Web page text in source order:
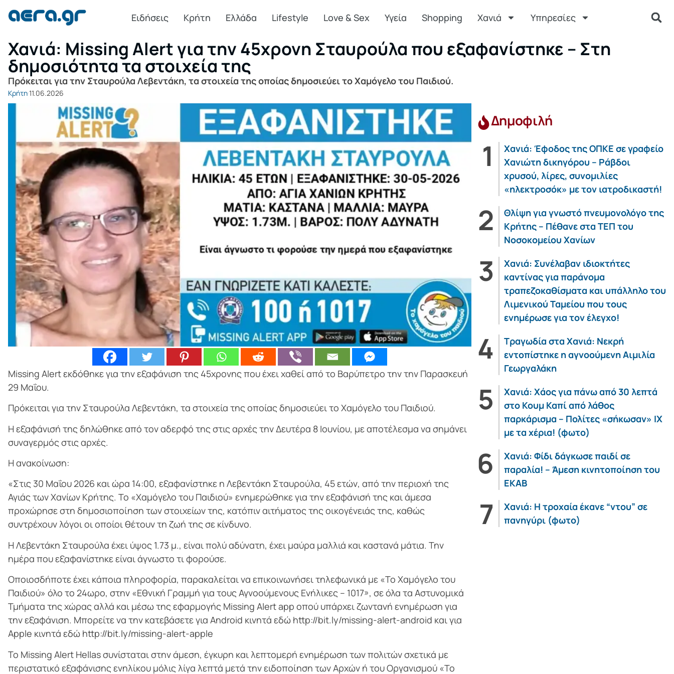
Ειδήσεις Κρήτη Ελλάδα Lifestyle Love & Sex Υγεία Shopping Χανιά Υπηρεσίες
Χανιά: Missing Alert για την 45χρονη Σταυρούλα που εξαφανίστηκε – Στη
δημοσιότητα τα στοιχεία της
Πρόκειται για την Σταυρούλα Λεβεντάκη, τα στοιχεία της οποίας δημοσιεύει το Χαμόγελο του Παιδιού.
Κρήτη11.06.2026
Missing Alert εκδόθηκε για την εξαφάνιση της 45χρονης που έχει χαθεί από το Βαρύπετρο την την Παρασκευή
29 Μαΐου.
Πρόκειται για την Σταυρούλα Λεβεντάκη, τα στοιχεία της οποίας δημοσιεύει το Χαμόγελο του Παιδιού.
Η εξαφάνισή της δηλώθηκε από τον αδερφό της στις αρχές την Δευτέρα 8 Ιουνίου, με αποτέλεσμα να σημάνει
συναγερμός στις αρχές.
Η ανακοίνωση:
«Στις 30 Μαΐου 2026 και ώρα 14:00, εξαφανίστηκε η Λεβεντάκη Σταυρούλα, 45 ετών, από την περιοχή της
Αγιάς των Χανίων Κρήτης. Το «Χαμόγελο του Παιδιού» ενημερώθηκε για την εξαφάνισή της και άμεσα
προχώρησε στη δημοσιοποίηση των στοιχείων της, κατόπιν αιτήματος της οικογένειάς της, καθώς
συντρέχουν λόγοι οι οποίοι θέτουν τη ζωή της σε κίνδυνο.
Η Λεβεντάκη Σταυρούλα έχει ύψος 1.73 μ., είναι πολύ αδύνατη, έχει μαύρα μαλλιά και καστανά μάτια. Την
ημέρα που εξαφανίστηκε είναι άγνωστο τι φορούσε.
Οποιοσδήποτε έχει κάποια πληροφορία, παρακαλείται να επικοινωνήσει τηλεφωνικά με «Το Χαμόγελο του
Παιδιού» όλο το 24ωρο, στην «Εθνική Γραμμή για τους Αγνοούμενους Ενήλικες – 1017», σε όλα τα Αστυνομικά
Τμήματα της χώρας αλλά και μέσω της εφαρμογής Missing Alert app οπού υπάρχει ζωντανή ενημέρωση για
την εξαφάνιση. Μπορείτε να την κατεβάσετε για Android κινητά εδώ http://bit.ly/missing-alert-android και για
Apple κινητά εδώ http://bit.ly/missing-alert-apple
Το Missing Alert Hellas συνίσταται στην άμεση, έγκυρη και λεπτομερή ενημέρωση των πολιτών σχετικά με
περιστατικό εξαφάνισης ενηλίκου μόλις λίγα λεπτά μετά την ειδοποίηση των Αρχών ή του Οργανισμού «Το
Δημοφιλή
Χανιά: Έφοδος της ΟΠΚΕ σε γραφείο
Χανιώτη δικηγόρου – Ράβδοι
χρυσού, λίρες, συνομιλίες
«ηλεκτροσόκ» με τον ιατροδικαστή!
Θλίψη για γνωστό πνευμονολόγο της
Κρήτης – Πέθανε στα ΤΕΠ του
Νοσοκομείου Χανίων
Χανιά: Συνέλαβαν ιδιοκτήτες
καντίνας για παράνομα
τραπεζοκαθίσματα και υπάλληλο του
Λιμενικού Ταμείου που τους
ενημέρωσε για τον έλεγχο!
Τραγωδία στα Χανιά: Νεκρή
εντοπίστηκε η αγνοούμενη Αιμιλία
Γεωργαλάκη
Χανιά: Χάος για πάνω από 30 λεπτά
στο Κουμ Καπί από λάθος
παρκάρισμα – Πολίτες «σήκωσαν» ΙΧ
με τα χέρια! (φωτο)
Χανιά: Φίδι δάγκωσε παιδί σε
παραλία! – Άμεση κινητοποίηση του
ΕΚΑΒ
Χανιά: Η τροχαία έκανε “ντου” σε
πανηγύρι (φωτο)